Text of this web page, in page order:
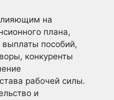
на
плана,
пособий,
конкуренты
рабочей силы.
и